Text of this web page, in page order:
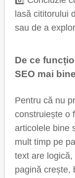
lasă cititorului
sau de a
De ce
SEO mai
Pentru că nu
construiește o
articolele bine
mult timp pe
text are
pagină crește,